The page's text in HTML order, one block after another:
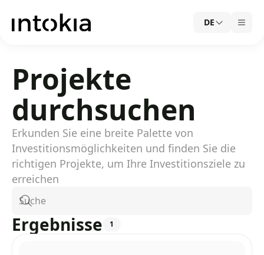
DE
Projekte
durchsuchen
Erkunden Sie eine breite Palette von
Investitionsmöglichkeiten und finden Sie die
richtigen Projekte, um Ihre Investitionsziele zu
erreichen
Suche
Ergebnisse 1